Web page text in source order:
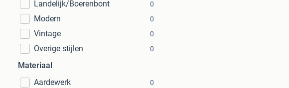
Landelijk/Boerenbont 0
Modern 0
Vintage 0
Overige stijlen 0
Materiaal
Aardewerk
0